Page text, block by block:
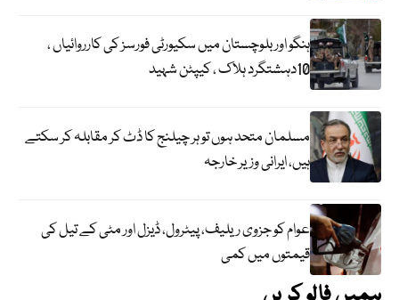
ہنگو اور بلوچستان میں سکیورٹی فورسز کی کارروائیاں ،
10دہشتگرد ہلاک ، کیپٹن شہید
مسلمان متحد ہوں تو ہر چیلنج کا ڈٹ کر مقابلہ کر سکتے
ہیں، ایرانی وزیر خارجہ
عوام کو جزوی ریلیف، پیٹرول، ڈیزل اور مٹی کے تیل کی
قیمتوں میں کمی